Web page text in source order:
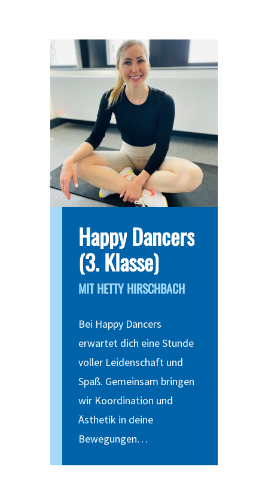
HappyDancers
(3.Klasse)
MIT HETTY HIRSCHBACH
Bei Happy Dancers
erwartet dich eine Stunde
voller Leidenschaft und
Spaß. Gemeinsam bringen
wir Koordination und
Ästhetik in deine
Bewegungen…